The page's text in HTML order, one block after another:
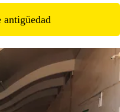
antigüedad